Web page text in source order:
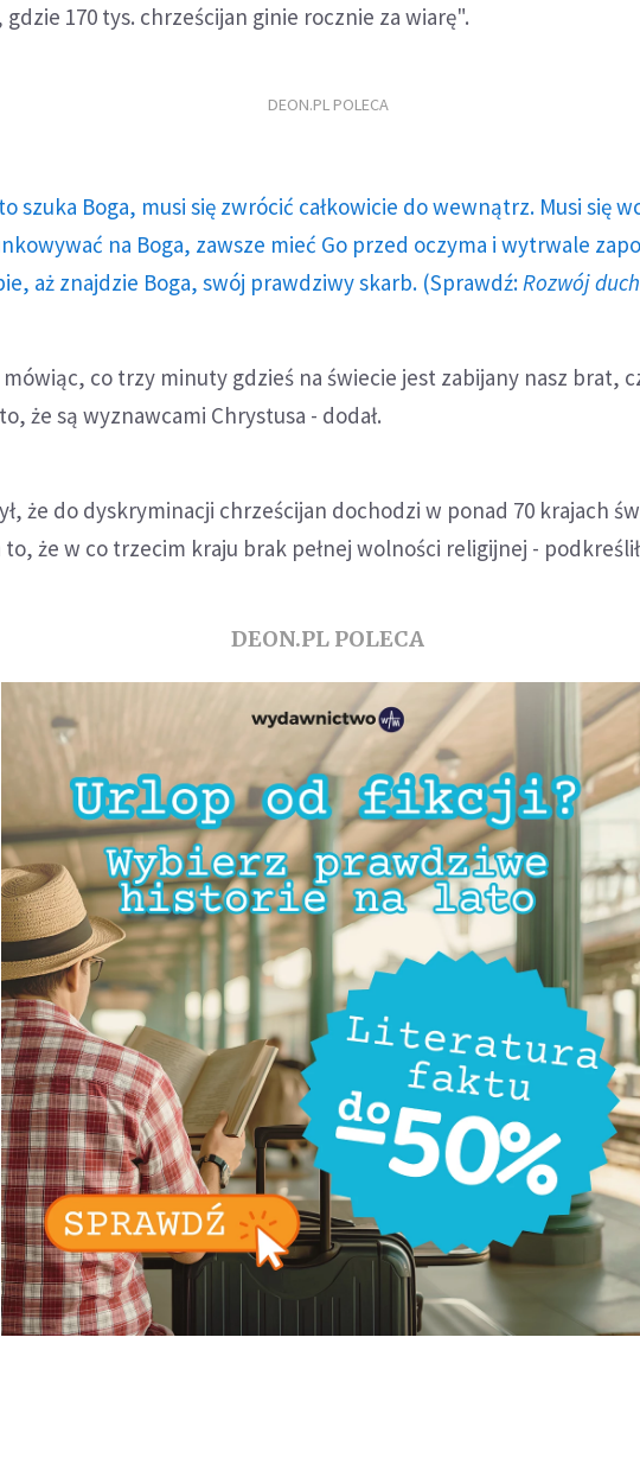
gdzie 170 tys. chrześcijan ginie rocznie za wiarę".
DEON.PL POLECA
szuka Boga, musi się zwrócić całkowicie do wewnątrz. Musi się
na Boga, zawsze mieć Go przed oczyma i wytrwale
aż znajdzie Boga, swój prawdziwy skarb. (Sprawdź: Rozwój
mówiąc, co trzy minuty gdzieś na świecie jest zabijany nasz brat,
że są wyznawcami Chrystusa - dodał.
że do dyskryminacji chrześcijan dochodzi w ponad 70 krajach
to, że w co trzecim kraju brak pełnej wolności religijnej -
DEON.PL POLECA